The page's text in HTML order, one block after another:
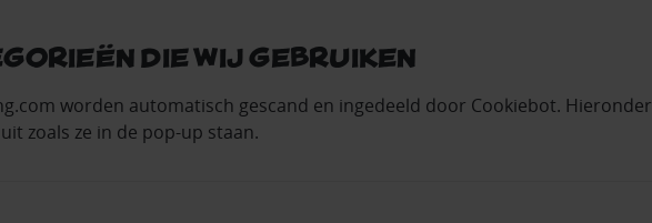
die wij gebruiken
worden automatisch gescand en ingedeeld door Cookiebot. Hieronder
zoals ze in de pop‑up staan.